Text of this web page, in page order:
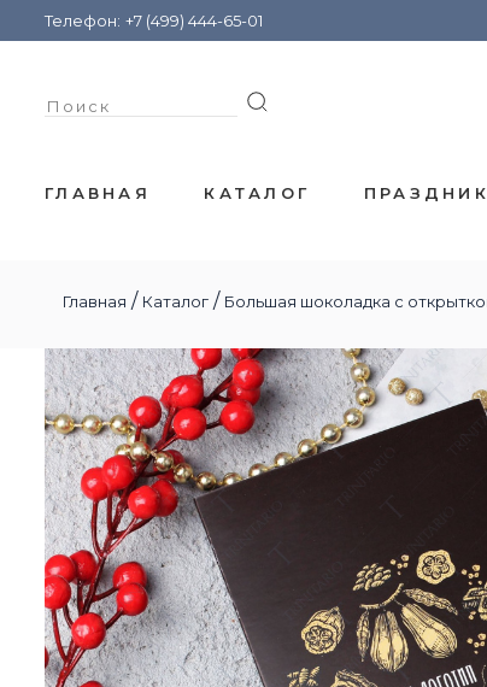
Телефон: +7 (499) 444-65-01
ГЛАВНАЯ КАТАЛОГ
Главная / Каталог / Большая шоколадка с